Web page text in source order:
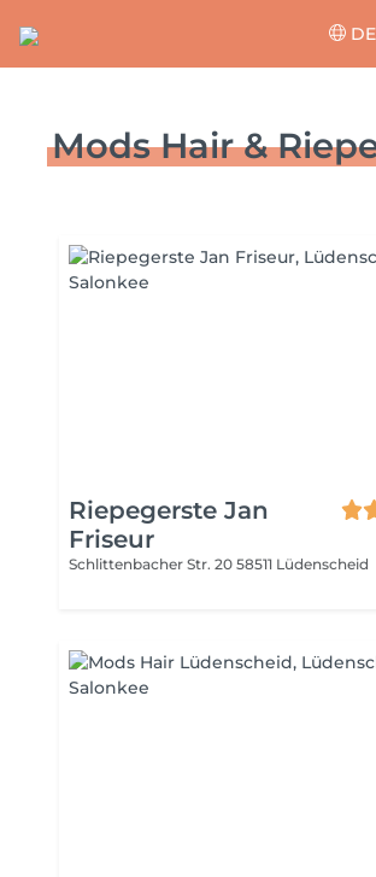
Mods Hair &
Riepegerste Jan
Friseur
Schlittenbacher Str. 20 58511 Lüdenscheid